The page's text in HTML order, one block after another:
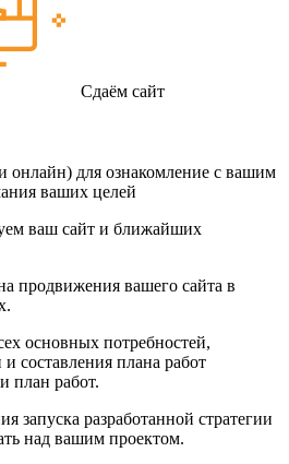
Сдаём сайт
онлайн) для ознакомление с вашим
ваших целей
ваш сайт и ближайших
продвижения вашего сайта в
основных потребностей,
составления плана работ
план работ.
запуска разработанной стратегии
над вашим проектом.